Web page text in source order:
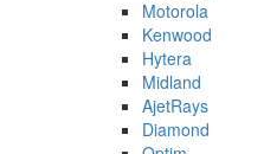
Motorola
Kenwood
Hytera
Midland
AjetRays
Diamond